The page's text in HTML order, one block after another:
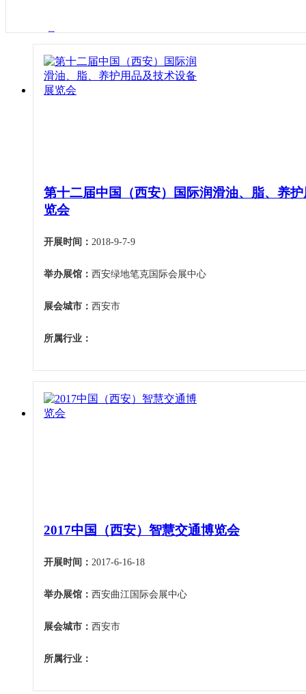
黑龙江
江苏
浙江
安徽
湖北
湖南
广东
海南
四川
云南
陕西
甘肃
台湾
供水处理
轨道交通
机床工具
物流仓储
橡塑机械
印刷机械
1月
2月
3月
4月
9月
11月
第十二届中国（西安）国际润滑油、脂、养
览会
开展时间： 2018-9-7-9
举办展馆： 西安绿地笔克国际会展中心
展会城市： 西安市
所属行业：
2017中国（西安）智慧交通博览会
开展时间： 2017-6-16-18
举办展馆： 西安曲江国际会展中心
展会城市： 西安市
所属行业：